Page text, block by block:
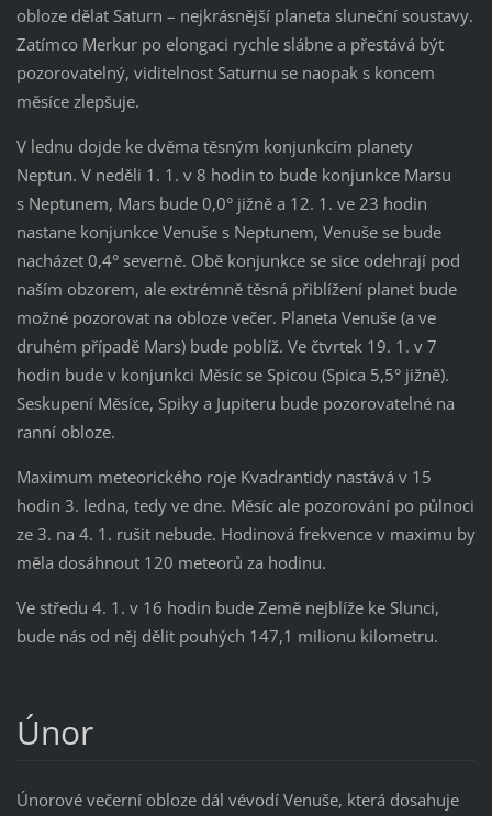
obloze dělat Saturn – nejkrásnější planeta sluneční soustavy.
Zatímco Merkur po elongaci rychle slábne a přestává být
pozorovatelný, viditelnost Saturnu se naopak s koncem
měsíce zlepšuje.
V lednu dojde ke dvěma těsným konjunkcím planety
Neptun. V neděli 1. 1. v 8 hodin to bude konjunkce Marsu
s Neptunem, Mars bude 0,0° jižně a 12. 1. ve 23 hodin
nastane konjunkce Venuše s Neptunem, Venuše se bude
nacházet 0,4° severně. Obě konjunkce se sice odehrají pod
naším obzorem, ale extrémně těsná přiblížení planet bude
možné pozorovat na obloze večer. Planeta Venuše (a ve
druhém případě Mars) bude poblíž. Ve čtvrtek 19. 1. v 7
hodin bude v konjunkci Měsíc se Spicou (Spica 5,5° jižně).
Seskupení Měsíce, Spiky a Jupiteru bude pozorovatelné na
ranní obloze.
Maximum meteorického roje Kvadrantidy nastává v 15
hodin 3. ledna, tedy ve dne. Měsíc ale pozorování po půlnoci
ze 3. na 4. 1. rušit nebude. Hodinová frekvence v maximu by
měla dosáhnout 120 meteorů za hodinu.
Ve středu 4. 1. v 16 hodin bude Země nejblíže ke Slunci,
bude nás od něj dělit pouhých 147,1 milionu kilometru.
Únor
Únorové večerní obloze dál vévodí Venuše, která dosahuje